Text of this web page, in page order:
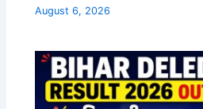
August 6, 2026